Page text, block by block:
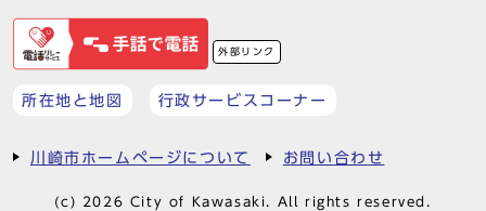
外部リンク
所在地と地図 行政サービスコーナー
川崎市ホームページについて お問い合わせ
(c) 2026 City of Kawasaki. All rights reserved.